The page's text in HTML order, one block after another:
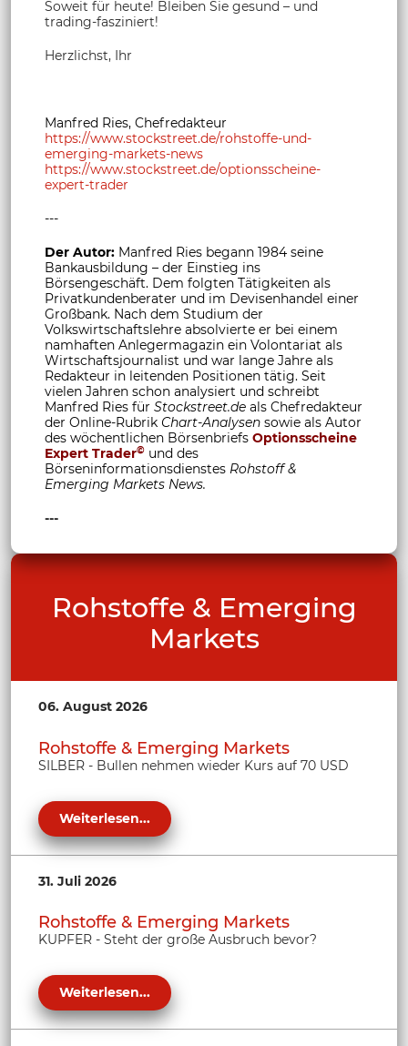
Soweit für heute! Bleiben Sie gesund – und
trading-fasziniert!
Herzlichst, Ihr
Manfred Ries, Chefredakteur
https://www.stockstreet.de/rohstoffe-und-
emerging-markets-news
https://www.stockstreet.de/optionsscheine-
expert-trader
---
Der Autor: Manfred Ries begann 1984 seine
Bankausbildung – der Einstieg ins
Börsengeschäft. Dem folgten Tätigkeiten als
Privatkundenberater und im Devisenhandel einer
Großbank. Nach dem Studium der
Volkswirtschaftslehre absolvierte er bei einem
namhaften Anlegermagazin ein Volontariat als
Wirtschaftsjournalist und war lange Jahre als
Redakteur in leitenden Positionen tätig. Seit
vielen Jahren schon analysiert und schreibt
Manfred Ries für Stockstreet.de als Chefredakteur
der Online-Rubrik Chart-Analysen sowie als Autor
des wöchentlichen Börsenbriefs Optionsscheine
Expert Trader© und des
Börseninformationsdienstes Rohstoff &
Emerging Markets News.
---
Rohstoffe & Emerging
Markets
06. August 2026
Rohstoffe & Emerging Markets
SILBER - Bullen nehmen wieder Kurs auf 70 USD
Weiterlesen...
31. Juli 2026
Rohstoffe & Emerging Markets
KUPFER - Steht der große Ausbruch bevor?
Weiterlesen...